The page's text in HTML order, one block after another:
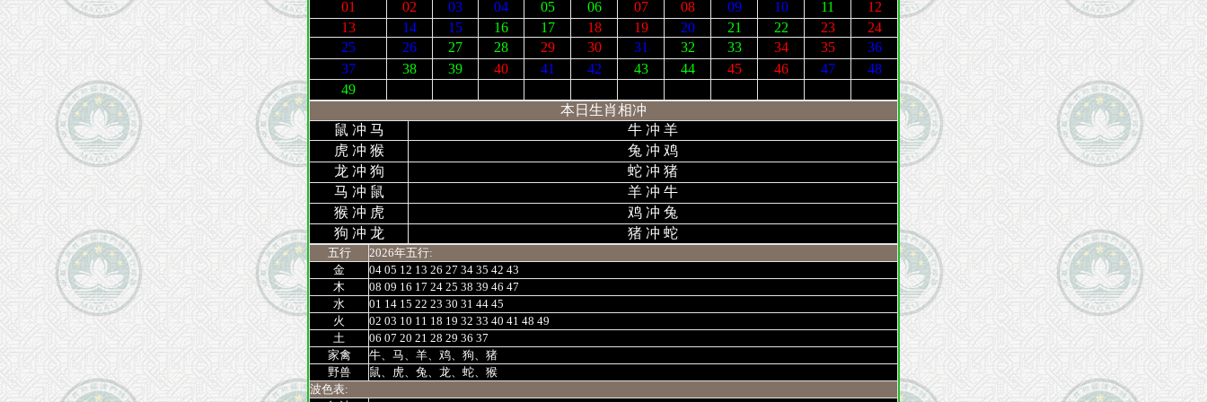
01 02 03 04 05 06 07 08 09 10 11
12
13
14 15 16 17 18 19 20 21 22 23
24
25
26 27 28 29 30 31 32 33 34 35
36
37
38 39 40 41 42 43 44 45 46 47
48
49
本日生肖相冲
鼠 冲 马
牛 冲 羊
虎 冲 猴
兔 冲 鸡
龙 冲 狗
蛇 冲 猪
马 冲 鼠
羊 冲 牛
猴 冲 虎
鸡 冲 兔
狗 冲 龙
猪 冲 蛇
五行
2026年五行:
金
04 05 12 13 26 27 34 35 42 43
木
08 09 16 17 24 25 38 39 46 47
水
01 14 15 22 23 30 31 44 45
火
02 03 10 11 18 19 32 33 40 41 48 49
土
06 07 20 21 28 29 36 37
家禽
牛、马、羊、鸡、狗、猪
野兽
鼠、虎、兔、龙、蛇、猴
波色表: